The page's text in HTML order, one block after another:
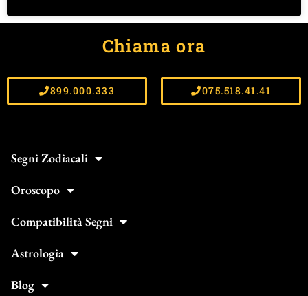
Chiama ora
899.000.333 075.518.41.41
Segni Zodiacali
Oroscopo
Compatibilità Segni
Astrologia
Blog